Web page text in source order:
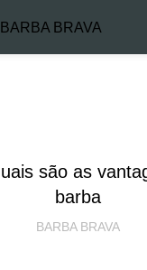
são as
barba
BARBA BRAVA
a partir de R$199